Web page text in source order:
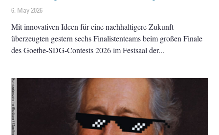
6. May 2026
Mit innovativen Ideen für eine nachhaltigere Zukunft
überzeugten gestern sechs Finalistenteams beim großen Finale
des Goethe-SDG-Contests 2026 im Festsaal der